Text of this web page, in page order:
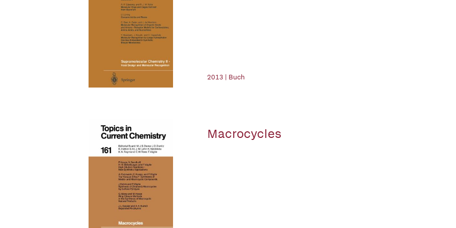
2013 | Buch
Macrocycles